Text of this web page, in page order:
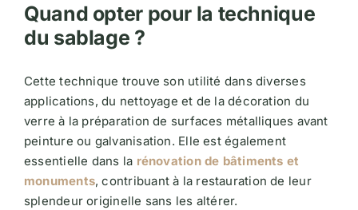
Quand opter pour la technique
du sablage ?
Cette technique trouve son utilité dans diverses
applications, du nettoyage et de la décoration du
verre à la préparation de surfaces métalliques avant
peinture ou galvanisation. Elle est également
essentielle dans la rénovation de bâtiments et
monuments, contribuant à la restauration de leur
splendeur originelle sans les altérer​​.